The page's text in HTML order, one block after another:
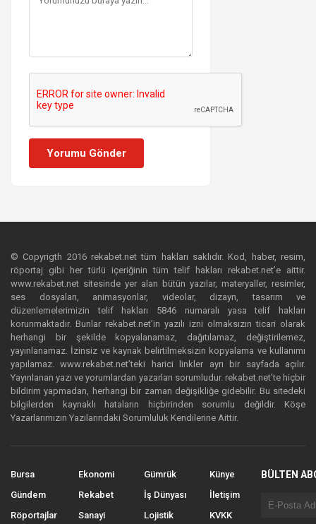
Yorumu Gönder
© Copyrigth 2016 rekabet.net tüm hakları saklıdır. Kod, haber, resim,
röportaj gibi her türlü içeriğinin tüm telif hakları rekabet.net’e aittir.
www.rekabet.net sitesinde yer alan bütün yazılar, materyaller, resimler,
ses dosyaları, animasyonlar, videolar, dizayn, tasarım ve
düzenlemelerimizin telif hakları 5846 numaralı yasa telif hakları
korunmaktadır. Bunlar rekabet.net’in yazılı izni olmaksızın ticari olarak
herhangi bir şekilde kopyalanamaz, dağıtılamaz, değiştirilemez,
yayınlanamaz. İzinsiz ve kaynak belirtilmeksizin kopyalama ve kullanımı
yapılamaz. www.rekabet.net’teki harici linkler ayrı bir sayfada açılır.
Yayınlanan yazı ve yorumlardan yazarları sorumludur. rekabet.net’te hiçbir
bildirim yapmadan, herhangi bir zaman değişikliğe gidebilir. Bu sitedeki
bilgilerden kaynaklı hataların hiçbirinden sorumlu değildir. Köşe
Yazarlarımızın Yazılarındaki Sorumluluk Kendilerine Aittir.
Bursa
Gündem
Röportajlar
Ekonomi
Rekabet
Sanayi
Gümrük
İş Dünyası
Lojistik
Künye
İletişim
KVKK
BÜLTEN